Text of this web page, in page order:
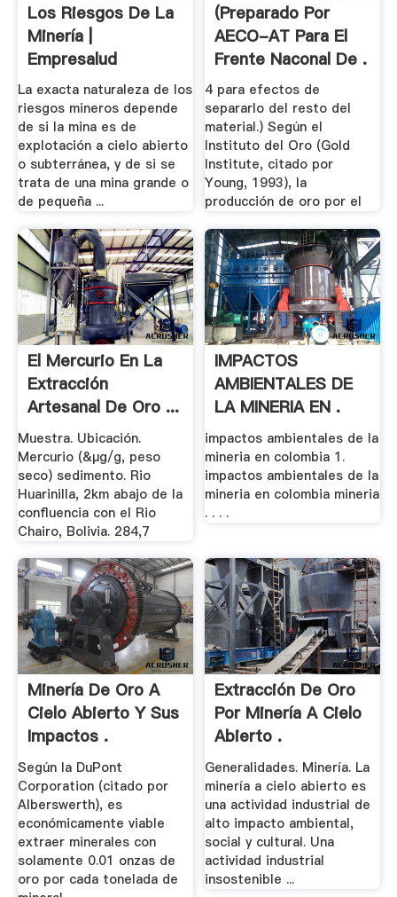
Los Riesgos De La
Minería |
Empresalud
La exacta naturaleza de los
riesgos mineros depende
de si la mina es de
explotación a cielo abierto
o subterránea, y de si se
trata de una mina grande o
de pequeña ...
(Preparado Por
AECO-AT Para El
Frente Naconal De .
4 para efectos de
separarlo del resto del
material.) Según el
Instituto del Oro (Gold
Institute, citado por
Young, 1993), la
producción de oro por el
El Mercurio En La
Extracción
Artesanal De Oro ...
Muestra. Ubicación.
Mercurio (&µg/g, peso
seco) sedimento. Rio
Huarinilla, 2km abajo de la
confluencia con el Rio
Chairo, Bolivia. 284,7
IMPACTOS
AMBIENTALES DE
LA MINERIA EN .
impactos ambientales de la
mineria en colombia 1.
impactos ambientales de la
mineria en colombia mineria
. . . .
Minería De Oro A
Cielo Abierto Y Sus
Impactos .
Según la DuPont
Corporation (citado por
Alberswerth), es
económicamente viable
extraer minerales con
solamente 0.01 onzas de
oro por cada tonelada de
Extracción De Oro
Por Minería A Cielo
Abierto .
Generalidades. Minería. La
minería a cielo abierto es
una actividad industrial de
alto impacto ambiental,
social y cultural. Una
actividad industrial
insostenible ...